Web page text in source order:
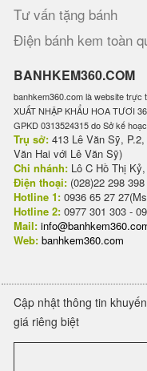
Tư vấn tặng bánh
Điện bánh kem toàn
BANHKEM360.COM
banhkem360.com là website trực
XUẤT NHẬP KHẨU HOA TƯƠI
GPKD 0313524315 do Sở kế
Trụ sở: 413 Lê Văn Sỹ,
Văn Hai với Lê Văn Sỹ)
Chi nhánh: Lô C Hồ Thị
Điện thoại: (028)22 298 398
Hotline 1: 0936 65 27
Hotline 2: 0977 301 303 -
Mail:
Web: banhkem360.com
Cập nhật thông tin
giá riêng biệt